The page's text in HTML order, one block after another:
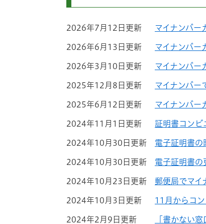
2026年7月12日更新 マイナンバー
2026年6月13日更新 マイナンバー
2026年3月10日更新 マイナンバー
2025年12月8日更新 マイナンバー
2025年6月12日更新 マイナンバー
2024年11月1日更新 証明書コンビ
2024年10月30日更新 電子証明書の
2024年10月30日更新 電子証明書の
2024年10月23日更新 郵便局でマイ
2024年10月3日更新 11月からコン
2024年2月9日更新 「書かない